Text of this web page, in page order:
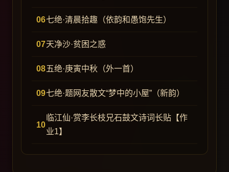
七绝·清晨拾趣（依韵和愚饱先生）
天净沙·贫困之惑
五绝·庚寅中秋（外一首）
七绝·题网友散文“梦中的小屋”（新韵）
临江仙·赏李长枝兄石鼓文诗词长贴【作
业1】